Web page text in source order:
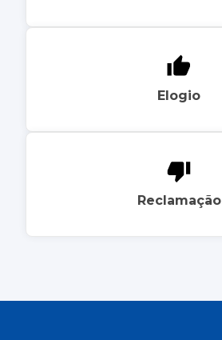
Elogio
Reclamação